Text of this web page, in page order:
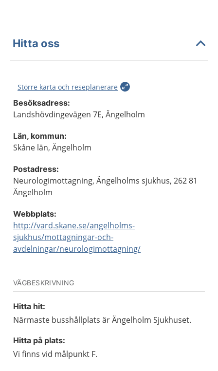
Hitta oss
Större karta och reseplanerare
Besöksadress:
Landshövdingevägen 7E, Ängelholm
Län, kommun:
Skåne län, Ängelholm
Postadress:
Neurologimottagning, Ängelholms sjukhus, 262 81
Ängelholm
Webbplats:
http://vard.skane.se/angelholms-
sjukhus/mottagningar-och-
avdelningar/neurologimottagning/
VÄGBESKRIVNING
Hitta hit:
Närmaste busshållplats är Ängelholm Sjukhuset.
Hitta på plats:
Vi finns vid målpunkt F.